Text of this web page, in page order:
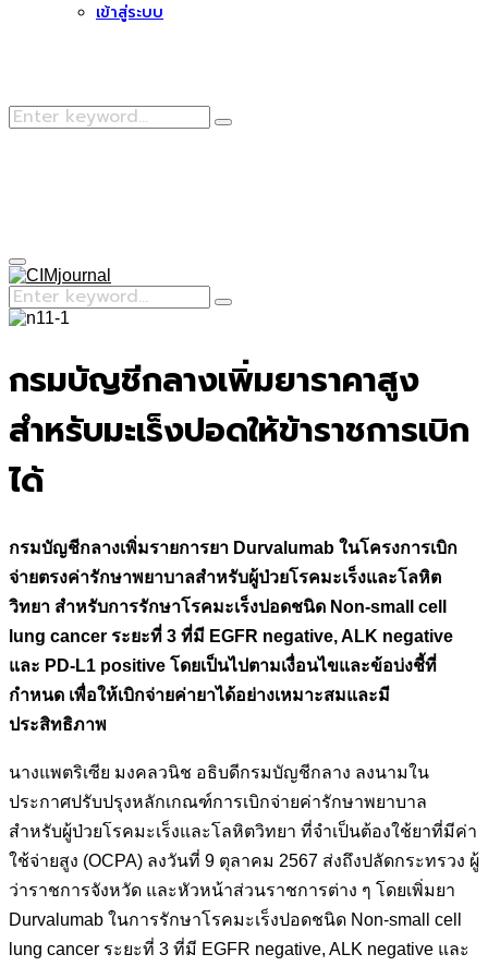
เข้าสู่ระบบ
Search
Search
Primary
Menu
Search
for:
Search
กรมบัญชีกลางเพิ่มยาราคาสูง
สำหรับมะเร็งปอดให้ข้าราชการเบิก
ได้
กรมบัญชีกลางเพิ่มรายการยา Durvalumab ในโครงการเบิก
จ่ายตรงค่ารักษาพยาบาลสำหรับผู้ป่วยโรคมะเร็งและโลหิต
วิทยา สำหรับการรักษาโรคมะเร็งปอดชนิด Non-small cell
lung cancer ระยะที่ 3 ที่มี EGFR negative, ALK negative
และ PD-L1 positive โดยเป็นไปตามเงื่อนไขและข้อบ่งชี้ที่
กำหนด เพื่อให้เบิกจ่ายค่ายาได้อย่างเหมาะสมและมี
ประสิทธิภาพ
นางแพตริเซีย มงคลวนิช อธิบดีกรมบัญชีกลาง ลงนามใน
ประกาศปรับปรุงหลักเกณฑ์การเบิกจ่ายค่ารักษาพยาบาล
สำหรับผู้ป่วยโรคมะเร็งและโลหิตวิทยา ที่จำเป็นต้องใช้ยาที่มีค่า
ใช้จ่ายสูง (OCPA) ลงวันที่ 9 ตุลาคม 2567 ส่งถึงปลัดกระทรวง ผู้
ว่าราชการจังหวัด และหัวหน้าส่วนราชการต่าง ๆ โดยเพิ่มยา
Durvalumab ในการรักษาโรคมะเร็งปอดชนิด Non-small cell
lung cancer ระยะที่ 3 ที่มี EGFR negative, ALK negative และ